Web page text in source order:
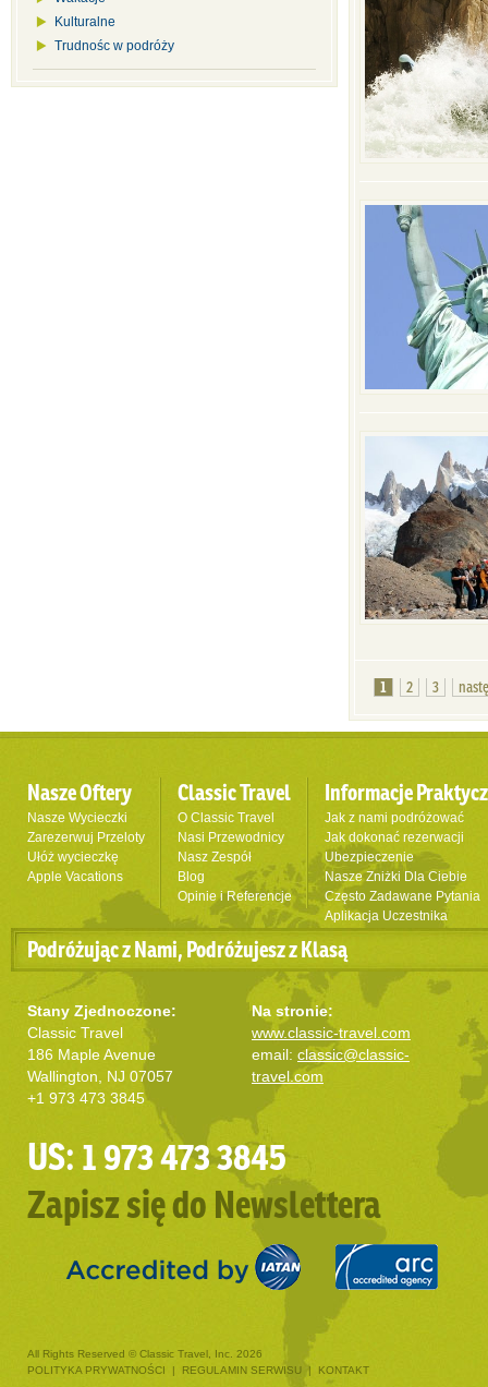
1 2 3
Kulturalne
Trudnośc w podróży
Nasze Oftery
Nasze Wycieczki
Zarezerwuj Przeloty
Ułóż wycieczkę
Apple Vacations
Classic Travel
O Classic Travel
Nasi Przewodnicy
Nasz Zespół
Blog
Opinie i Referencje
Informacje
Jak z nami podróżować
Jak dokonać rezerwacji
Ubezpieczenie
Nasze Zniżki Dla Ciebie
Często Zadawane Pytania
Aplikacja Uczestnika
Podróżując z Nami, Podróżujesz z Klasą
Stany Zjednoczone:
Classic Travel
186 Maple Avenue
Wallington, NJ 07057
+1 973 473 3845
Na stronie:
www.classic-travel.com
email: classic@classic-
travel.com
US: 1 973 473 3845
Zapisz się do Newslettera
All Rights Reserved © Classic Travel, Inc. 2026
POLITYKA PRYWATNOŚCI
| REGULAMIN SERWISU | KONTAKT